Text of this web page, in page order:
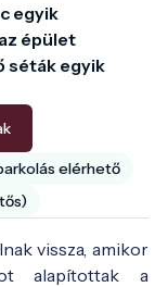
egyik
épület
séták egyik
elérhető
vissza, amikor
alapítottak a